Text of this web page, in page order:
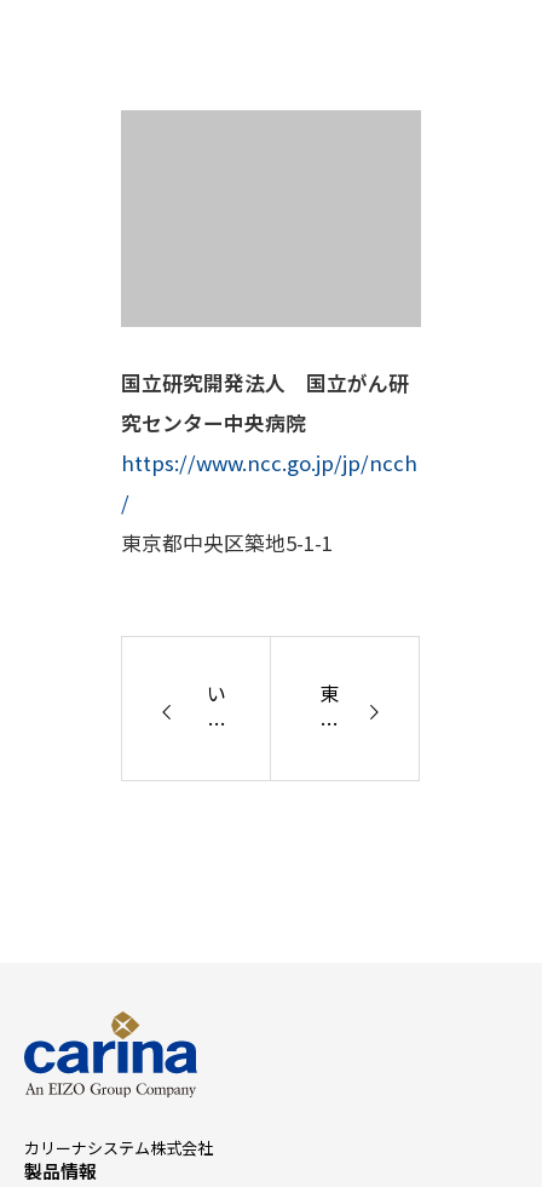
国立研究開発法人 国立がん研
究センター中央病院
https://www.ncc.go.jp/jp/ncch
/
東京都中央区築地5-1-1
い
わ
市
東
京
科
カリーナシステム株式会社
製品情報